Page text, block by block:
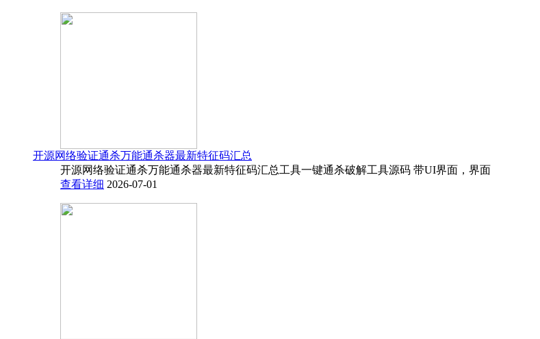
开源网络验证通杀万能通杀器最新特征码汇总
开源网络验证通杀万能通杀器最新特征码汇总工具一键通杀破解工具源码 带UI界面，界面
查看详细 2026-07-01